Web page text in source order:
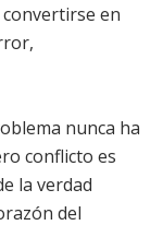
en
nunca ha
conflicto es
la verdad
del